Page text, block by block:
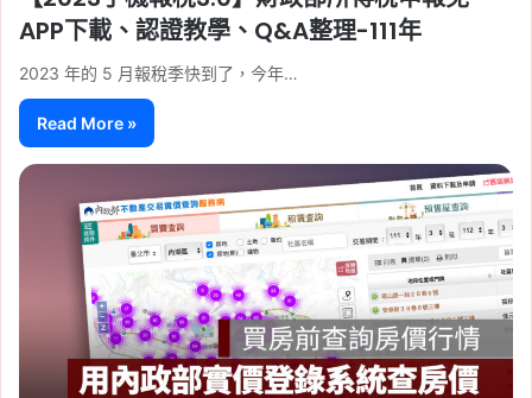
APP下載、認證教學、Q&A整理-111年
2023 年的 5 月報稅季快到了，今年…
Read More »